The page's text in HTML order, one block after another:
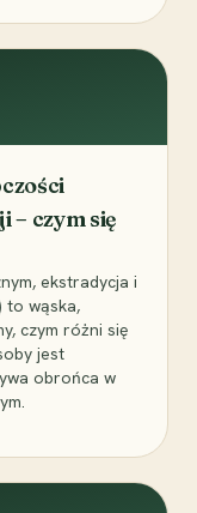
czym się
ekstradycja i
to wąska,
czym różni się
jest
obrońca w